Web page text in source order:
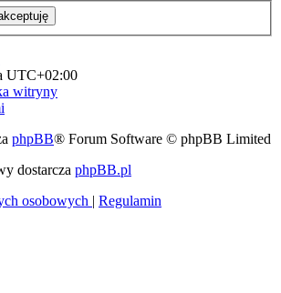
UTC+02:00
witryny
phpBB® Forum Software © phpBB Limited
dostarcza phpBB.pl
osobowych | Regulamin